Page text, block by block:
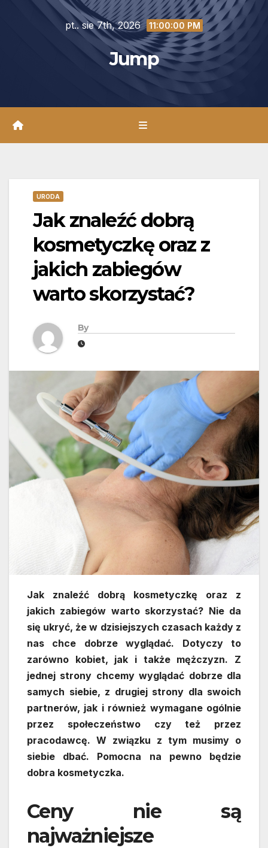
pt.. sie 7th, 2026 11:00:01 PM
Jump
URODA
Jak znaleźć dobrą
kosmetyczkę oraz z
jakich zabiegów
warto skorzystać?
By
Jak znaleźć dobrą kosmetyczkę oraz z
jakich zabiegów warto skorzystać? Nie da
się ukryć, że w dzisiejszych czasach każdy z
nas chce dobrze wyglądać. Dotyczy to
zarówno kobiet, jak i także mężczyzn. Z
jednej strony chcemy wyglądać dobrze dla
samych siebie, z drugiej strony dla swoich
partnerów, jak i również wymagane ogólnie
przez społeczeństwo czy też przez
pracodawcę. W związku z tym musimy o
siebie dbać. Pomocna na pewno będzie
dobra kosmetyczka.
Ceny nie są
najważniejsze